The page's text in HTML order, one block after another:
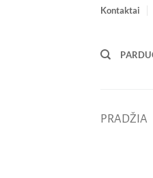
Kontaktai
PRADŽIA